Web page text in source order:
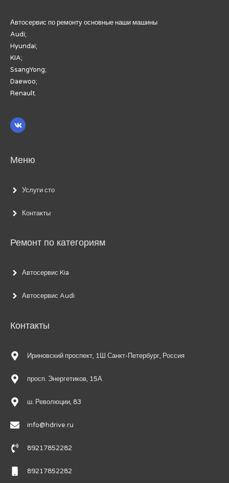
Автосервис по ремонту основные наши машины
Audi;
Hyundai;
KIA;
SsangYong;
Daewoo;
Renault.
Меню
Услуги сто
Контакты
Ремонт по категориям
Автосервис Kia
Автосервис Audi
Контакты
Ириновский проспект, 1Ш Санкт-Петербург, Россия
просп. Энергетиков, 15А
ш. Революции, 83
info@hdrive.ru
89217852282
89217852282